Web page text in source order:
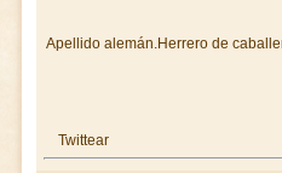
Apellido alemán.Herrero de
Twittear